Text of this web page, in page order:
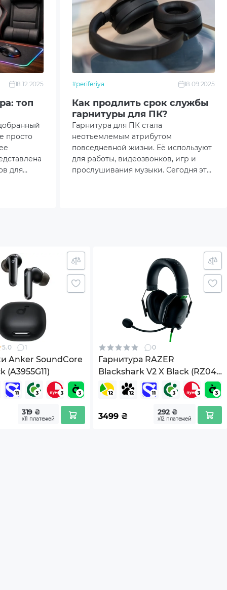
18.12.2025
топ
просто
для
#periferiya 18.09.2025
Как продлить срок службы
гарнитуры для ПК?
Гарнитура для ПК стала
неотъемлемым атрибутом
повседневной жизни. Её используют
для работы, видеозвонков, игр и
прослушивания музыки. Сегодня эта
доставлять дискомфорт. Чтобы
гарнитура не подвела в самый
важный момент, важно заранее знать
правила ухода и эксплуатации.
5.0 1
Anker SoundCore
(A3955G11)
319 ₴
х11 платежей
0
Гарнитура RAZER
Blackshark V2 X Black (RZ04-
03240100-R3M1)
3499 ₴ 292 ₴
х12 платежей